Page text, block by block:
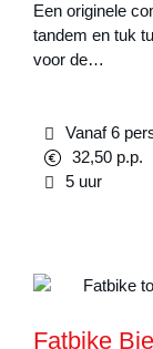
Een originele
tandem en tuk
voor de…
Vanaf 6
32,50 p.p.
5 uur
Fatbike